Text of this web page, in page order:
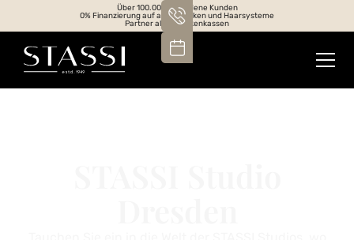
Über 100.000 zufriedene Kunden
0% Finanzierung auf alle Perücken und Haarsysteme
Partner aller Krankenkassen